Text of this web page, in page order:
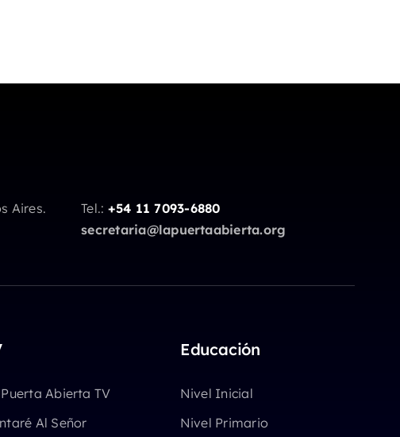
Aires.
Tel.: +54 11 7093-6880
secretaria@lapuertaabierta.org
Abierta TV
Al Señor
Educación
Nivel Inicial
Nivel Primario